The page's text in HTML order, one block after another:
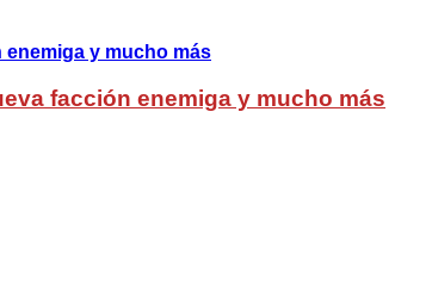
facción enemiga y mucho más